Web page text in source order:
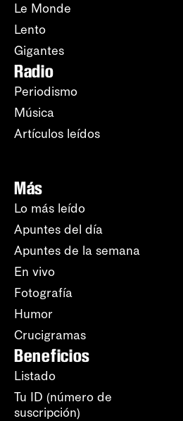
Le Monde
Lento
Gigantes
Radio
Periodismo
Música
Artículos leídos
Más
Lo más leído
Apuntes del día
Apuntes de la semana
En vivo
Fotografía
Humor
Crucigramas
Beneficios
Listado
Tu ID (número de
suscripción)